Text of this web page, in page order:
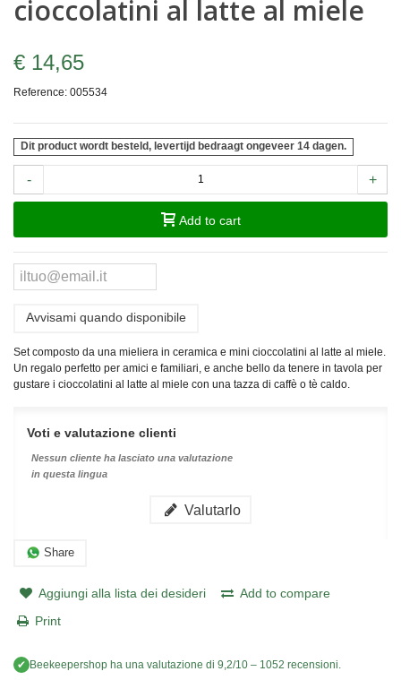
cioccolatini al latte al miele
€ 14,65
Reference: 005534
Dit product wordt besteld, levertijd bedraagt ongeveer 14 dagen.
- +
Add to cart
Avvisami quando disponibile
Set composto da una mieliera in ceramica e mini cioccolatini al latte al miele.
Un regalo perfetto per amici e familiari, e anche bello da tenere in tavola per
gustare i cioccolatini al latte al miele con una tazza di caffè o tè caldo.
Voti e valutazione clienti
Nessun cliente ha lasciato una valutazione
in questa lingua
Valutarlo
Share
Aggiungi alla lista dei desideri
Add to compare
Print
✔ Beekeepershop ha una valutazione di 9,2/10 – 1052 recensioni.